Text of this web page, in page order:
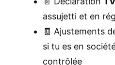
assujetti et en
🧾 Ajustements
si tu es en
contrôlée